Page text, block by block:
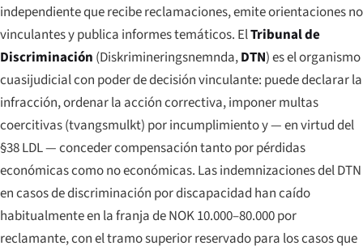
independiente que recibe reclamaciones, emite orientaciones no
vinculantes y publica informes temáticos. ElTribunal de
Discriminación (Diskrimineringsnemnda,DTN) es el organismo
cuasijudicial con poder de decisión vinculante: puede declarar la
infracción, ordenar la acción correctiva, imponer multas
coercitivas (tvangsmulkt) por incumplimiento y — en virtud del
§38 LDL — conceder compensación tanto por pérdidas
económicas como no económicas. Las indemnizaciones del DTN
en casos de discriminación por discapacidad han caído
habitualmente en la franja de NOK 10.000–80.000 por
reclamante, con el tramo superior reservado para los casos que